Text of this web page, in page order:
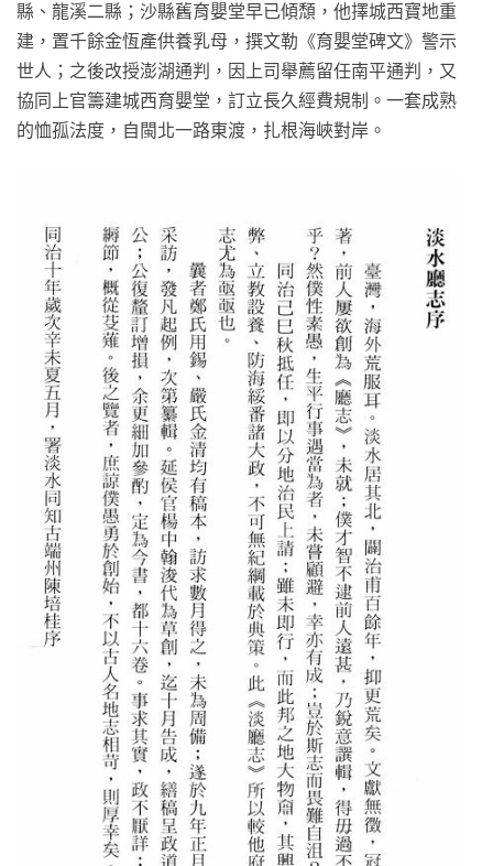
縣、龍溪二縣；沙縣舊育嬰堂早已傾頹，他擇城西寶地重
建，置千餘金恆產供養乳母，撰文勒《育嬰堂碑文》警示
世人；之後改授澎湖通判，因上司舉薦留任南平通判，又
協同上官籌建城西育嬰堂，訂立長久經費規制。一套成熟
的恤孤法度，自閩北一路東渡，扎根海峽對岸。